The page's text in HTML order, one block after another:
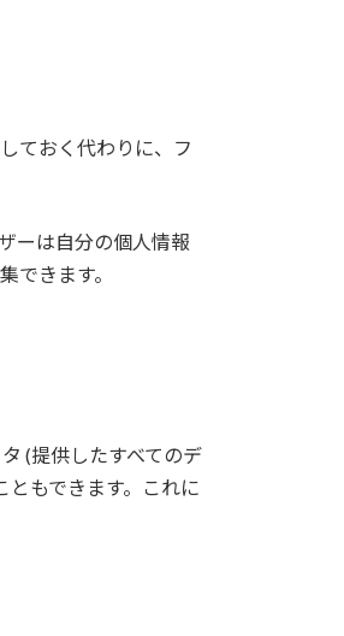
ておく代わりに、フ
ーは自分の個人情報
できます。
(提供したすべてのデ
もできます。これに